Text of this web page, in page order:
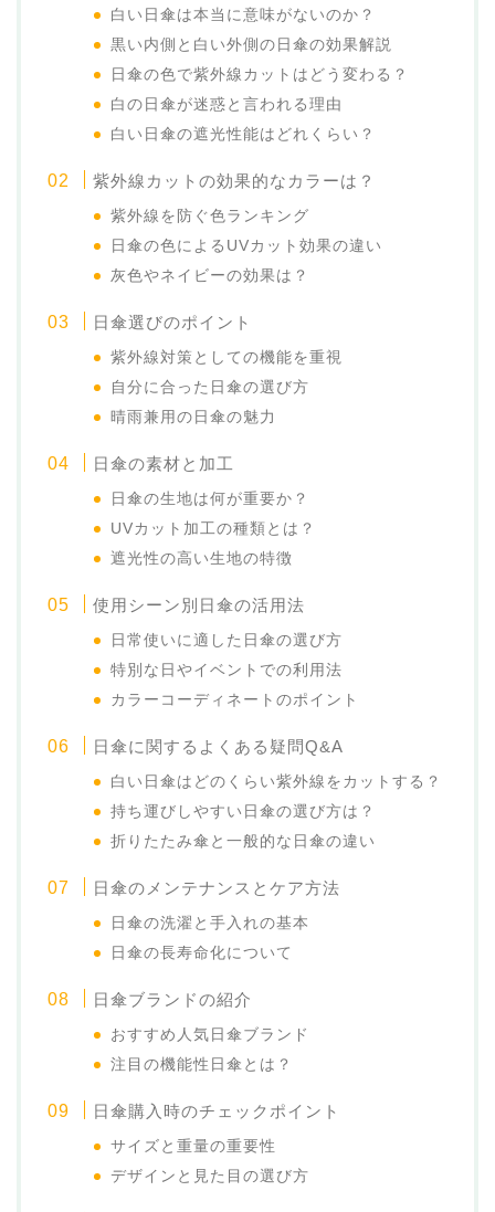
白い日傘は本当に意味がないのか？
黒い内側と白い外側の日傘の効果解説
日傘の色で紫外線カットはどう変わる？
白の日傘が迷惑と言われる理由
白い日傘の遮光性能はどれくらい？
紫外線カットの効果的なカラーは？
紫外線を防ぐ色ランキング
日傘の色によるUVカット効果の違い
灰色やネイビーの効果は？
日傘選びのポイント
紫外線対策としての機能を重視
自分に合った日傘の選び方
晴雨兼用の日傘の魅力
日傘の素材と加工
日傘の生地は何が重要か？
UVカット加工の種類とは？
遮光性の高い生地の特徴
使用シーン別日傘の活用法
日常使いに適した日傘の選び方
特別な日やイベントでの利用法
カラーコーディネートのポイント
日傘に関するよくある疑問Q&A
白い日傘はどのくらい紫外線をカットする？
持ち運びしやすい日傘の選び方は？
折りたたみ傘と一般的な日傘の違い
日傘のメンテナンスとケア方法
日傘の洗濯と手入れの基本
日傘の長寿命化について
日傘ブランドの紹介
おすすめ人気日傘ブランド
注目の機能性日傘とは？
日傘購入時のチェックポイント
サイズと重量の重要性
デザインと見た目の選び方